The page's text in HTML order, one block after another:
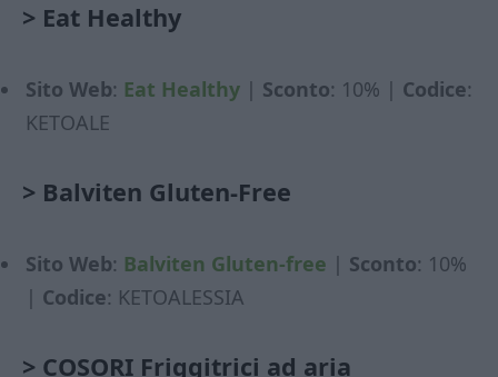
> Eat Healthy
Sito Web: Eat Healthy | Sconto: 10% | Codice:
KETOALE
> Balviten Gluten-Free
Sito Web: Balviten Gluten-free | Sconto: 10%
| Codice: KETOALESSIA
> COSORI Friggitrici ad aria